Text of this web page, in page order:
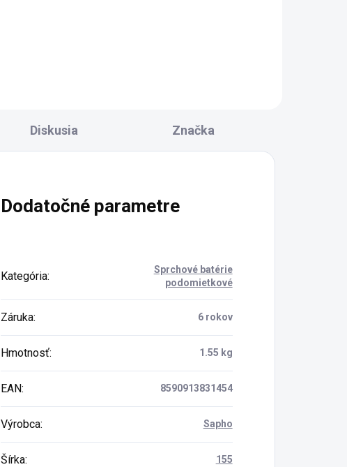
Diskusia Značka
Dodatočné parametre
Kategória:
Sprchové batérie
podomietkové
Záruka: 6 rokov
Hmotnosť: 1.55 kg
EAN: 8590913831454
Výrobca: Sapho
Šírka: 155